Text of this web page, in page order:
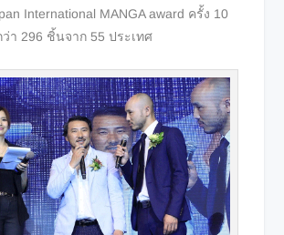
International MANGA award ครั้ง 10
า 296 ชิ้นจาก 55 ประเทศ